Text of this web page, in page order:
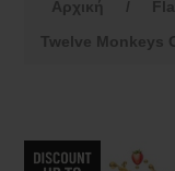
Αρχική /
Twelve Monkeys